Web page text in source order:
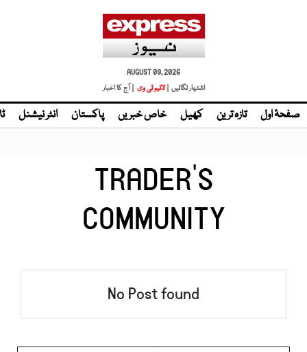
AUGUST 09, 2026
اشتہار لگائیں | لائیو ٹی وی | آج کا اخبار
صفحۂ اول تازہ ترین کھیل خاص خبریں پاکستان انٹر نیشنل
TRADER’S
COMMUNITY
No Post found